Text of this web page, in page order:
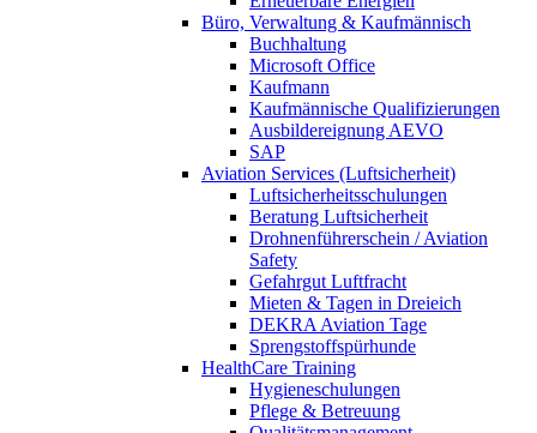
Büro, Verwaltung & Kaufmännisch
Buchhaltung
Microsoft Office
Kaufmann
Kaufmännische Qualifizierungen
Ausbildereignung AEVO
SAP
Aviation Services (Luftsicherheit)
Luftsicherheitsschulungen
Beratung Luftsicherheit
Drohnenführerschein / Aviation
Safety
Gefahrgut Luftfracht
Mieten & Tagen in Dreieich
DEKRA Aviation Tage
Sprengstoffspürhunde
HealthCare Training
Hygieneschulungen
Pflege & Betreuung